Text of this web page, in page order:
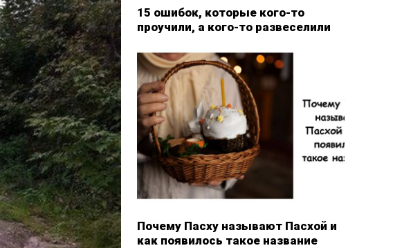
15 ошибок, которые кого-то
проучили, а кого-то развеселили
Почему Пасху называют Пасхой и
как появилось такое название